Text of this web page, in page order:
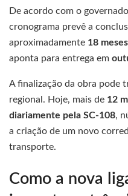
De acordo com o
cronograma prevê a
aproximadamente 18 meses
aponta para entrega em
A finalização da obra pode
regional. Hoje, mais de 12
diariamente pela SC-108,
a criação de um novo
transporte.
Como a nova